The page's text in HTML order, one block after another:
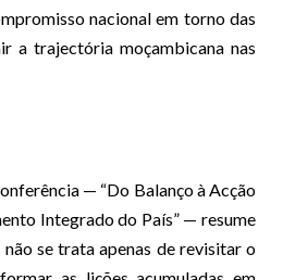
nacional em torno das
a trajectória moçambicana nas
— “Do Balanço à Acção
Integrado do País” — resume
se trata apenas de revisitar o